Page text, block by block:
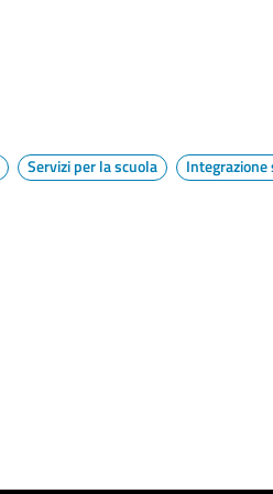
Servizi per la scuola Integrazione